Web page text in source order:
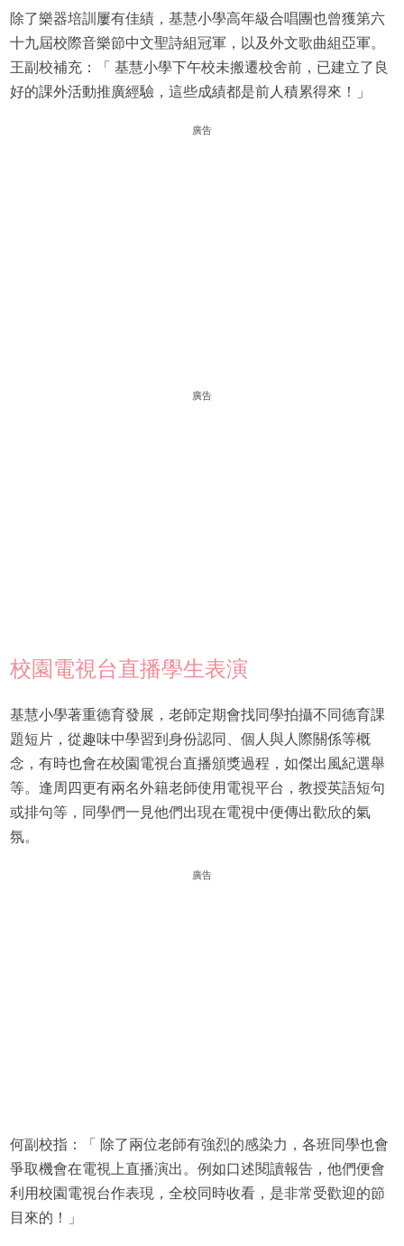
除了樂器培訓屢有佳績，基慧小學高年級合唱團也曾獲第六
十九屆校際音樂節中文聖詩組冠軍，以及外文歌曲組亞軍。
王副校補充：「 基慧小學下午校未搬遷校舍前，已建立了良
好的課外活動推廣經驗，這些成績都是前人積累得來！」
廣告
廣告
校園電視台直播學生表演
基慧小學著重德育發展，老師定期會找同學拍攝不同德育課
題短片，從趣味中學習到身份認同、個人與人際關係等概
念，有時也會在校園電視台直播頒獎過程，如傑出風紀選舉
等。逢周四更有兩名外籍老師使用電視平台，教授英語短句
或排句等，同學們一見他們出現在電視中便傳出歡欣的氣
氛。
廣告
何副校指：「 除了兩位老師有強烈的感染力，各班同學也會
爭取機會在電視上直播演出。例如口述閱讀報告，他們便會
利用校園電視台作表現，全校同時收看，是非常受歡迎的節
目來的！」